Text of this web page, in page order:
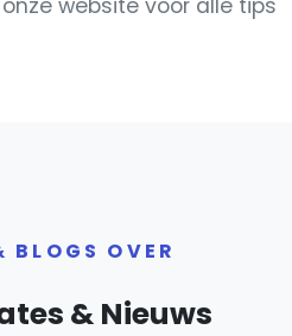
website voor alle tips
BLOGS OVER
& Nieuws